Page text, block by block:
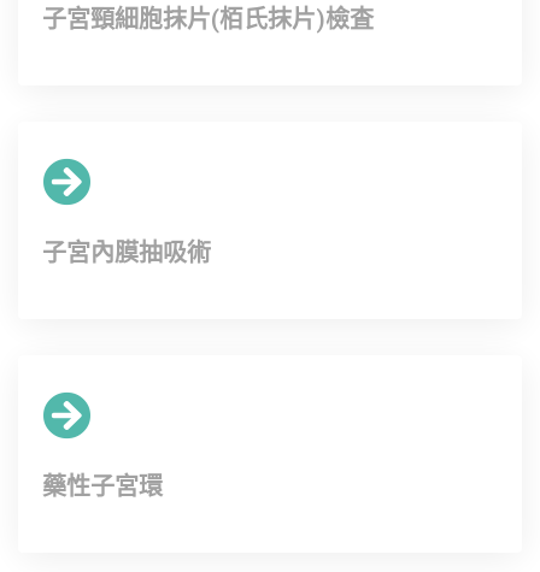
子宮頸細胞抹片(栢氏抹片)檢査
子宮內膜抽吸術
藥性子宮環